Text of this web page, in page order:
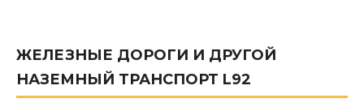
ЖЕЛЕЗНЫЕ ДОРОГИ И ДРУГОЙ
НАЗЕМНЫЙ ТРАНСПОРТ L92